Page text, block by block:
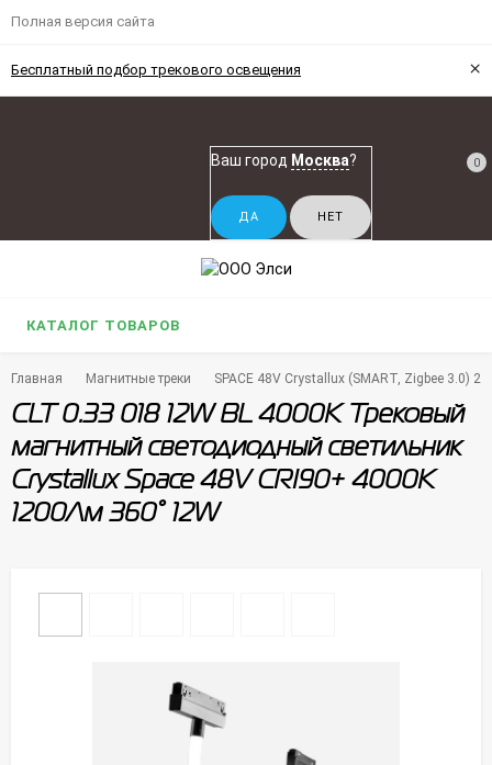
Полная версия сайта
Бесплатный подбор трекового освещения ×
Ваш город Москва? 0
КАТАЛОГ ТОВАРОВ
Главная Магнитные треки SPACE 48V Crystallux (SMART, Zigbee 3.0)
CLT 0.33 018 12W BL 4000K Трековый
магнитный светодиодный светильник
Crystallux Space 48V CRI90+ 4000К
1200Лм 360° 12W